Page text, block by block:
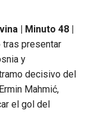
| Minuto 48 |
tras presentar
y
decisivo del
Mahmić,
el gol del